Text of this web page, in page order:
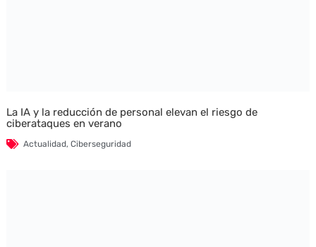
La IA y la reducción de personal elevan el riesgo de
ciberataques en verano
Actualidad, Ciberseguridad